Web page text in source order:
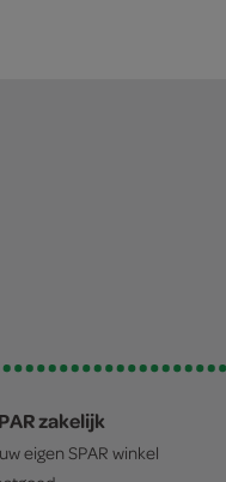
zakelijk
eigen SPAR winkel